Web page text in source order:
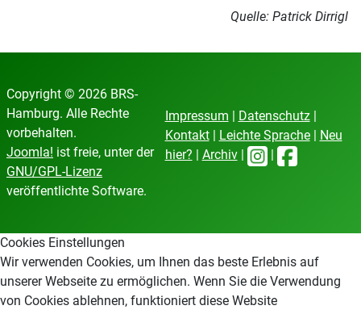
Quelle: Patrick Dirrigl
Copyright © 2026 BRS-
Hamburg. Alle Rechte
vorbehalten.
Joomla! ist freie, unter der
GNU/GPL-Lizenz
veröffentlichte Software.
Impressum Datenschutz|
Kontakt| Leichte Sprache|
Neu
hier?
Archiv|
Cookies Einstellungen
Wir verwenden Cookies, um Ihnen das beste Erlebnis auf
unserer Webseite zu ermöglichen. Wenn Sie die Verwendung
von Cookies ablehnen, funktioniert diese Website